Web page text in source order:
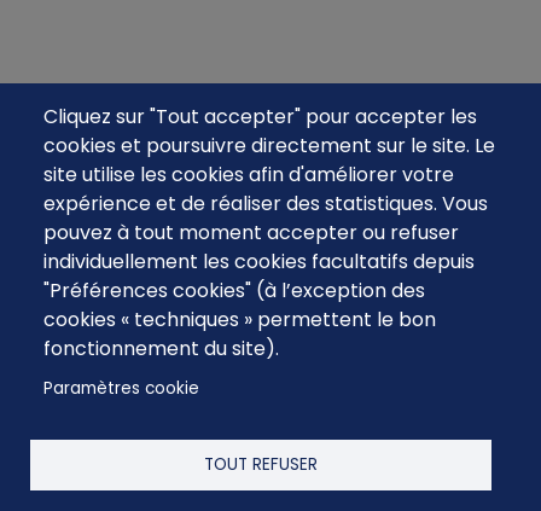
Cliquez sur "Tout accepter" pour accepter les
cookies et poursuivre directement sur le site. Le
site utilise les cookies afin d'améliorer votre
expérience et de réaliser des statistiques. Vous
pouvez à tout moment accepter ou refuser
individuellement les cookies facultatifs depuis
"Préférences cookies" (à l’exception des
cookies « techniques » permettent le bon
fonctionnement du site).
Paramètres cookie
TOUT REFUSER